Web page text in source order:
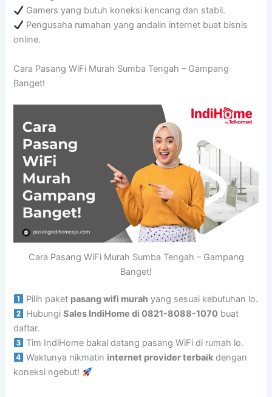
Gamers yang butuh koneksi kencang dan stabil.
Pengusaha rumahan yang andalin internet buat bisnis
online.
Cara Pasang WiFi Murah Sumba Tengah – Gampang
Banget!
Cara Pasang WiFi Murah Sumba Tengah – Gampang
Banget!
Pilih paket pasang wifi murah yang sesuai kebutuhan lo.
HubungiSales IndiHome di 0821-8088-1070 buat
daftar.
Tim IndiHome bakal datang pasang WiFi di rumah lo.
Waktunya nikmatin internet provider terbaik dengan
koneksi ngebut!